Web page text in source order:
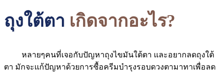
ถุงใต้ตา เกิดจากอะไร?
หลายๆคนที่เจอกับปัญหาถุงไขมันใต้ตา และอยากลดถุงใต้
ตา มักจะแก้ปัญหาด้วยการซื้อครีมบำรุงรอบดวงตามาทาเพื่อลด